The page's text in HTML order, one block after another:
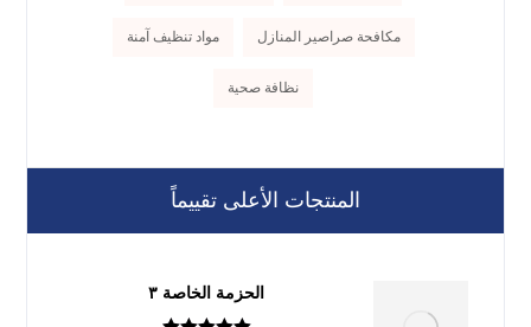
مكافحة صراصير المنازل مواد تنظيف آمنة
نظافة صحية
المنتجات الأعلى تقييماً
الحزمة الخاصة ٣